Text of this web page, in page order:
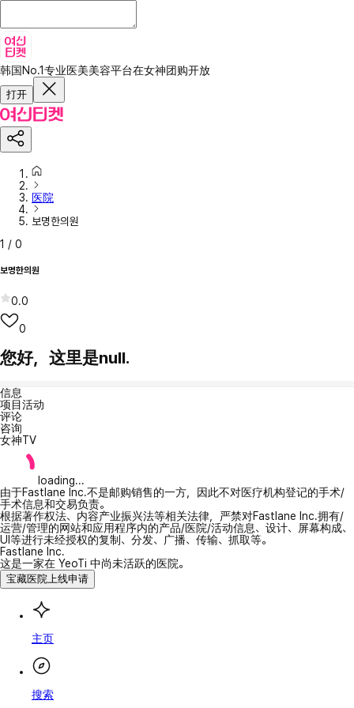
韩国No.1专业医美美容平台在女神团购开放
打开
医院
보명한의원
1 / 0
보명한의원
0.0
0
您好，这里是null.
信息
项目活动
评论
咨询
女神TV
loading...
由于Fastlane Inc.不是邮购销售的一方，因此不对医疗机构登记的手术/
手术信息和交易负责。
根据著作权法、内容产业振兴法等相关法律，严禁对Fastlane Inc.拥有/
运营/管理的网站和应用程序内的产品/医院/活动信息、设计、屏幕构成、
UI等进行未经授权的复制、分发、广播、传输、抓取等。
Fastlane Inc.
这是一家在 YeoTi 中尚未活跃的医院。
宝藏医院上线申请
主页
搜索